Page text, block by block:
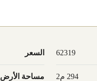
62319 السعر
294 م2 مساحة الأرض